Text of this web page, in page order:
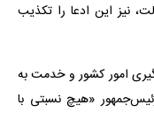
نیز این ادعا را تکذیب
امور کشور و خدمت به
«هیچ نسبتی با